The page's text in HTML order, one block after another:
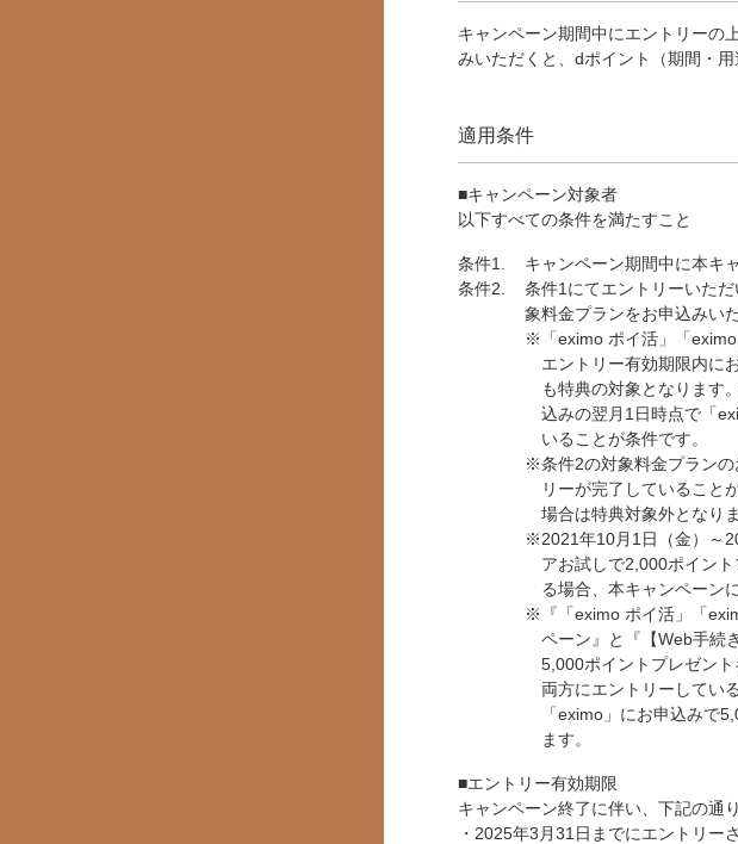
キャンペーン期間中にエントリーの
みいただくと、dポイント（期間・
適用条件
■キャンペーン対象者
以下すべての条件を満たすこと
キャンペーン期間中に本キ
条件1にてエントリーいた
象料金プランをお申込みい
※「eximo ポイ活」「eximo
エントリー有効期限内に
も特典の対象となります
込みの翌月1日時点で「
いることが条件です。
※条件2の対象料金プランの
リーが完了していること
場合は特典対象外となり
※2021年10月1日（金）～
アお試しで2,000ポイン
る場合、本キャンペーン
※『「eximo ポイ活」「
ペーン』と『【Web手続
5,000ポイントプレゼント
両方にエントリーしてい
「eximo」にお申込みで
ます。
■エントリー有効期限
キャンペーン終了に伴い、下記の通
・2025年3月31日までにエントリー